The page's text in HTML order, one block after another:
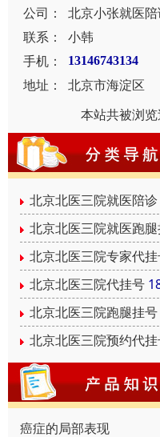
公司：
北京小张就医
联系：
小韩
手机：
13146743134
地址：
北京市海淀区
本站共被浏
北京北医三院就医陪诊
北京北医三院就医跑
北京北医三院专家代
北京北医三院代挂号
北京北医三院跑腿挂号
北京北医三院预约代
癌症的局部表现